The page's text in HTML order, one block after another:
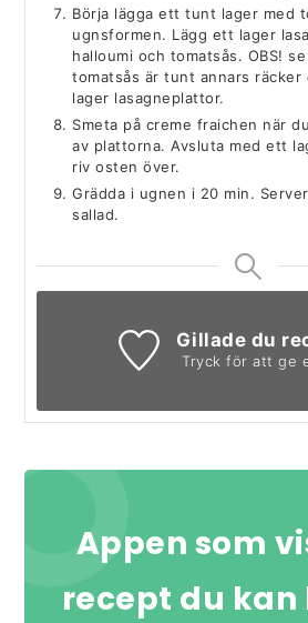
Börja lägga ett tunt lager med
ugnsformen. Lägg ett lager
halloumi och tomatsås. OBS!
tomatsås är tunt annars
lager lasagneplattor.
Smeta på creme fraichen när
av plattorna. Avsluta med ett
riv osten över.
Grädda i ugnen i 20 min.
sallad.
Gillade du
Tryck för att ge
Appen som
recept du kan